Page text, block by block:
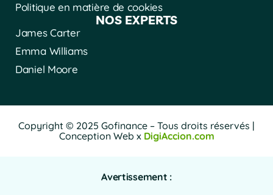
Politique en matière de cookies
NOS EXPERTS
James Carter
Emma Williams
Daniel Moore
Copyright © 2025 Gofinance – Tous droits réservés |
Conception Web x DigiAccion.com
Avertissement :